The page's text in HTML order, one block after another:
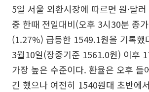
5일 서울 외환시장에 따르면 원·달
중 한때 전일대비(오후 3시30분 종
(1.27%) 급등한 1549.1원을 기록했
3월10일(장중기준 1561.0원) 이후
가장 높은 수준이다. 환율은 오후 들
긴 했으나 여전히 1540원대 초반에